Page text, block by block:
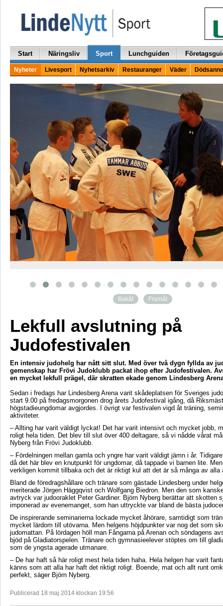
Start Näringsliv Sport Lunchguiden
Nyheter Livesport Nyhetsarkiv Restauranger Väder
Bakåt Framåt
Lekfull avslutning på
Judofestivalen
En intensiv judohelg har nått sitt slut. Med över två dygn fyllda av
gemenskap har Frövi Judoklubb packat ihop efter Judofestivalen.
en mycket lekfull prägel, där skratten ekade genom Lindesberg
Sedan i fredags har Lindesberg Arena varit skådeplatsen för Sveriges
start 9.00 på fredagsmorgonen drog årets Judofestival igång, då
högstadieungdomar avgjordes. I övrigt var festivalen vigd åt träning,
aktiviteter.
– Allting har varit väldigt lyckat! Det har varit intensivt och mycket jobb,
roligt hela tiden. Det blev till slut över 400 deltagare, så vi nådde vårat
Nyberg från Frövi Judoklubb.
– Fördelningen mellan gamla och yngre har varit väldigt jämn i år.
då det här blev en knutpunkt för ungdomar, då tappade vi barnen lite.
verkligen kommit tillbaka och det är riktigt kul att det är så många av alla
Bland de föredragshållare och tränare som gästade Lindesberg under
meriterade Jörgen Häggqvist och Wolfgang Biedron. Men den som
avtryck var judooraklet Peter Gardiner. Björn Nyberg berättar att skotten
imponerad av evenemanget, som han uttryckte var bland de bästa
De inspirerande seminarierna lockade mycket åhörare, samtidigt som
mycket lärdom till utövarna. Men helgens höjdpunkter var nog det som
judomattan. På lördagen höll man Fångarna på Arenan och söndagens
bjöd på Gladiatorspelen. Tränare och gymnasieelever stöptes om till
som de yngsta agerade utmanare.
– De har haft så här roligt mest hela tiden haha. Hela helgen har varit
känns som att alla har haft det riktigt roligt. Boende, mat och allt runt
perfekt, säger Björn Nyberg.
Publicerad 18 maj 2014 klockan 19:56